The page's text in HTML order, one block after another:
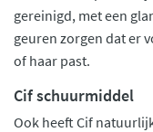
gereinigd, met een
geuren zorgen dat er
of haar past.
Cif schuurmiddel
Ook heeft Cif